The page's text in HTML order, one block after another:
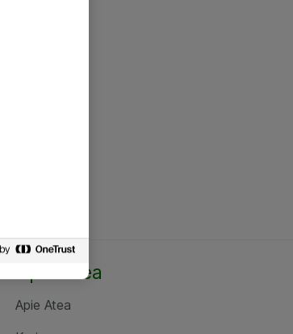
Apie Atea
Apie Atea